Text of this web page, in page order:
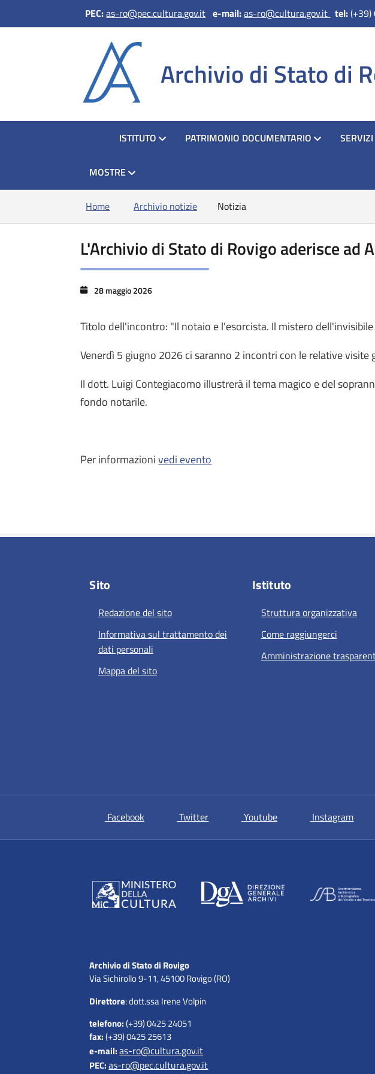
PEC:as-ro@pec.cultura.gov.it e-mail:as-ro@cultura.gov.it tel:
Archivio di Stato di
HOMEISTITUTO PATRIMONIO DOCUMENTARIO SERVIZI
MOSTRE
Home Archivio notizie Notizia
L'Archivio di Stato di Rovigo aderisce
28 maggio 2026
Titolo dell'incontro: "Il notaio e l'esorcista. Il mistero
Venerdì 5 giugno 2026 ci saranno 2 incontri con le relative visite
Il dott. Luigi Contegiacomo illustrerà il tema magico e del
fondo notarile.
Per informazionivedi evento
Sito
Redazione del sito
Informativa sul trattamento dei
dati personali
Mappa del sito
Istituto
Struttura organizzativa
Come raggiungerci
Amministrazione
Facebooksi apre in una nuova scheda
Twittersi apre in una nuova scheda
Youtubesi apre in una nuova
Instagramsi
Archivio di Stato di Rovigo
Via Sichirollo 9-11, 45100 Rovigo (RO)
Direttore: dott.ssa Irene Volpin
telefono:(+39) 0425 24051
fax:(+39) 0425 25613
e-mail:as-ro@cultura.gov.it
PEC:as-ro@pec.cultura.gov.it